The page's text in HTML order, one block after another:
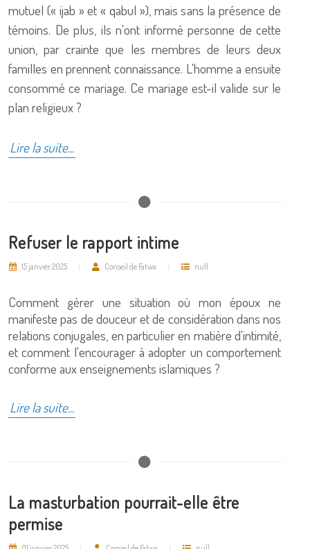
mutuel (« ijab » et « qabul »), mais sans la présence de
témoins. De plus, ils n'ont informé personne de cette
union, par crainte que les membres de leurs deux
familles en prennent connaissance. L'homme a ensuite
consommé ce mariage. Ce mariage est-il valide sur le
plan religieux ?
Lire la suite...
Refuser le rapport intime
15 janvier 2025 Conseil de Fatwa null
Comment gérer une situation où mon époux ne
manifeste pas de douceur et de considération dans nos
relations conjugales, en particulier en matière d'intimité,
et comment l'encourager à adopter un comportement
conforme aux enseignements islamiques ?
Lire la suite...
La masturbation pourrait-elle être
permise